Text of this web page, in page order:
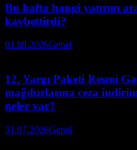
Bu hafta hangi yatırım
kaybettirdi?
01.08.2026Genel
12. Yargı Paketi Resmi
mağdurlarına ceza
neler var?
31.07.2026Genel